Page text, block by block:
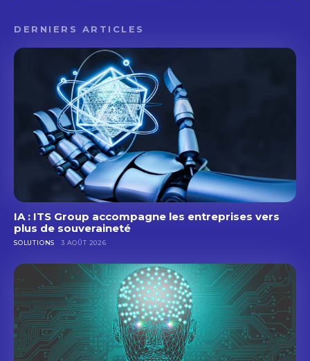
DERNIERS ARTICLES
IA : ITS Group accompagne les entreprises vers
plus de souveraineté
SOLUTIONS 3 AOÛT 2026